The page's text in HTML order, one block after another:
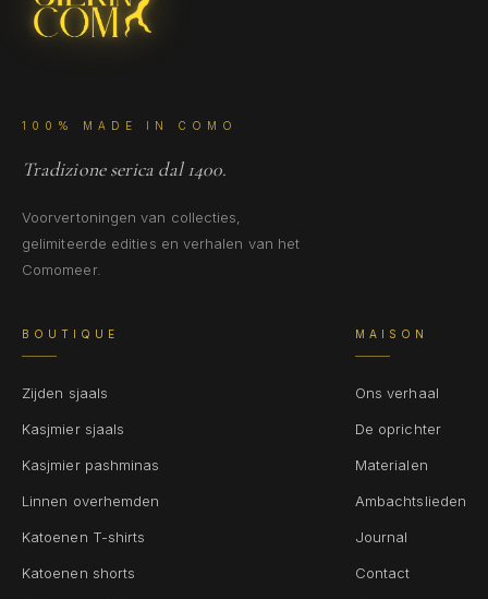
100% MADE IN COMO
Tradizione serica dal 1400.
Voorvertoningen van collecties,
gelimiteerde edities en verhalen van het
Comomeer.
BOUTIQUE
Zijden sjaals
Kasjmier sjaals
Kasjmier pashminas
Linnen overhemden
Katoenen T-shirts
Katoenen shorts
MAISON
Ons verhaal
De oprichter
Materialen
Ambachtslieden
Journal
Contact